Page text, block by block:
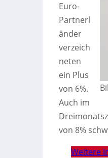
Euro-
Partnerl
änder
verzeich
neten
ein Plus
von 6%.
Auch im
von 8%
Weitere